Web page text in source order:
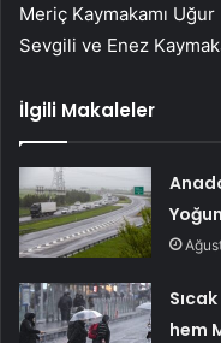
Meriç Kaymakamı
Sevgili ve Enez
İlgili Makaleler
hem